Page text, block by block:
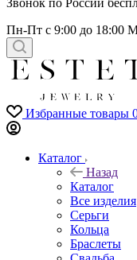
Звонок по России
Пн-Пт с 9:00 до 18:00
Избранные товары
Каталог
Назад
Каталог
Все изделия
Серьги
Кольца
Браслеты